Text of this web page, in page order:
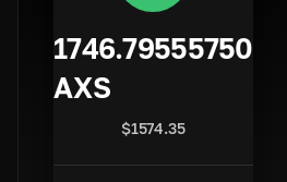
1746.79555750
AXS
$1574.35